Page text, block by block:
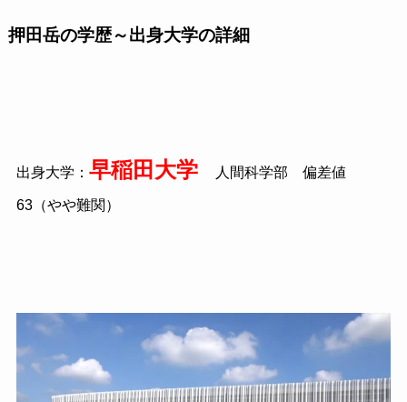
押田岳の学歴～出身大学の詳細
出身大学： 早稲田大学 人間科学部 偏差値
63（やや難関）